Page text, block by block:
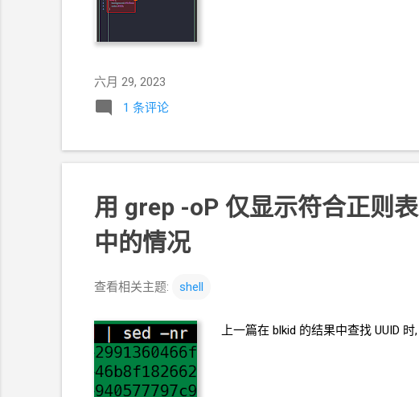
六月 29, 2023
1 条评论
用 grep -oP 仅显示符合正则
中的情况
查看相关主题: shell
上一篇在 blkid 的结果中查找 UUID